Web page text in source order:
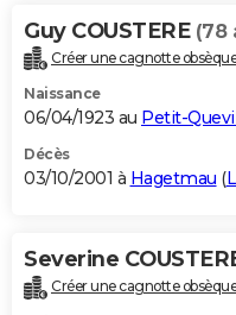
Guy COUSTERE (78
Créer une cagnotte
Naissance
06/04/1923 au Petit-
Décès
03/10/2001 à Hagetmau (
Severine
Créer une cagnotte